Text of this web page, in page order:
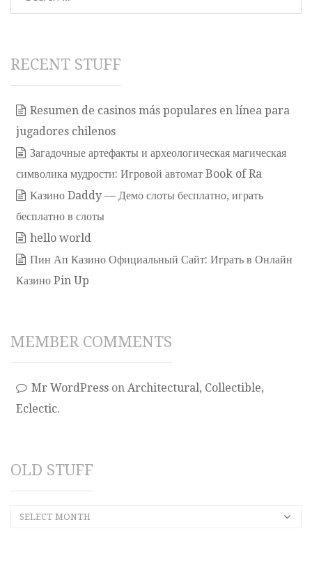
RECENT STUFF
Resumen de casinos más populares en línea para
jugadores chilenos
Загадочные артефакты и археологическая магическая
символика мудрости: Игровой автомат Book of Ra
Казино Daddy — Демо слоты бесплатно, играть
бесплатно в слоты
hello world
Пин Ап Казино Официальный Сайт: Играть в Онлайн
Казино Pin Up
MEMBER COMMENTS
Mr WordPress onArchitectural, Collectible,
Eclectic.
OLD STUFF
SELECT MONTH